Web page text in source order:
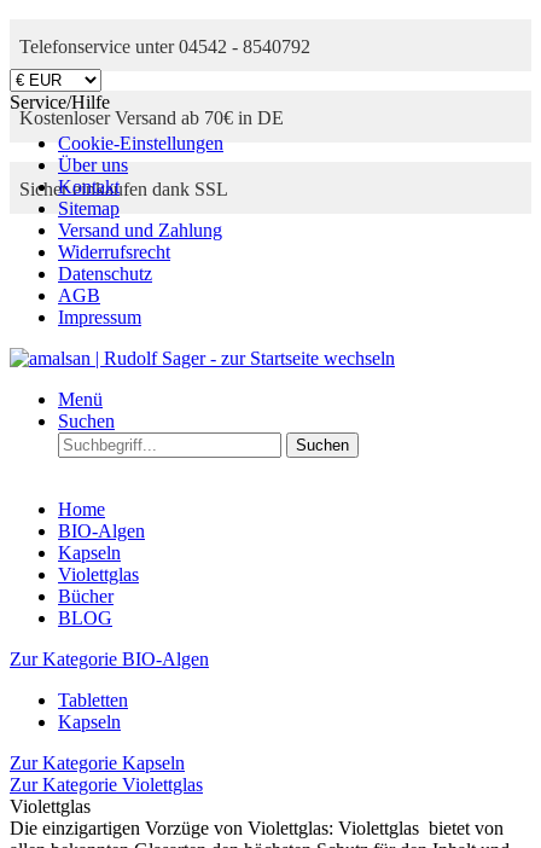
Telefonservice unter 04542 - 8540792
Kostenloser Versand ab 70€ in DE
Sicher einkaufen dank SSL
Service/Hilfe
Cookie-Einstellungen
Über uns
Kontakt
Sitemap
Versand und Zahlung
Widerrufsrecht
Datenschutz
AGB
Impressum
Menü
Suchen
Suchen
Home
BIO-Algen
Kapseln
Violettglas
Bücher
BLOG
Zur Kategorie BIO-Algen
Tabletten
Kapseln
Zur Kategorie Kapseln
Zur Kategorie Violettglas
Violettglas
Die einzigartigen Vorzüge von Violettglas: Violettglas bietet von